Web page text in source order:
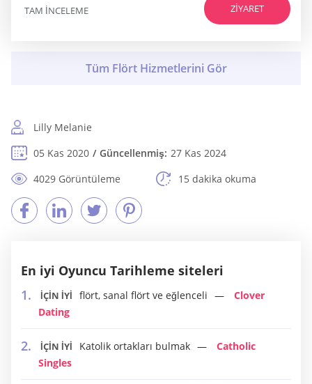
ZIYARET
TAM INCELEME
Lilly Melanie
05 Kas 2020
Güncellenmiş: 27 Kas 2024
4029 Görüntüleme
15 dakika okuma
En iyi Oyuncu Tarihleme siteleri
İÇİN İYİ flört, sanal flört ve eğlenceli
Clover
Dating
İÇİN İYİ Katolik ortakları bulmak
Catholic
Singles